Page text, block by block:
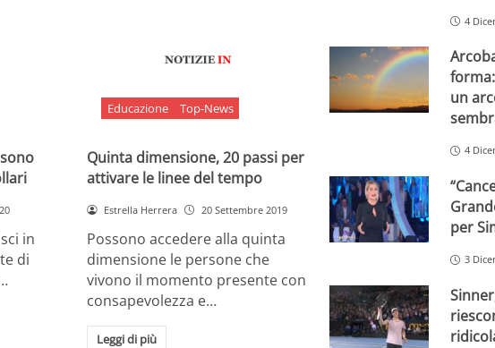
in
di
Educazione Top-News
Quinta dimensione, 20 passi per
attivare le linee del tempo
Estrella Herrera 20 Settembre 2019
Possono accedere alla quinta
dimensione le persone che
vivono il momento presente con
consapevolezza e…
Leggi di più
4
un
4
per
3